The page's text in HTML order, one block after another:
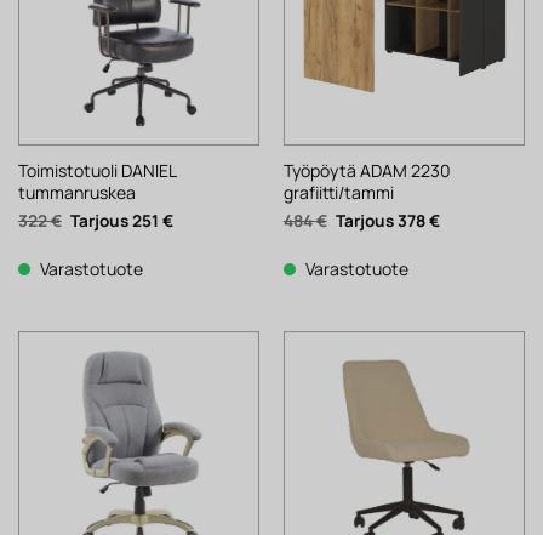
Toimistotuoli DANIEL
tummanruskea
322€ Alkuperäinen
hinta
322 €.
251 €Nykyinen
Varastotuote
Työpöytä ADAM 2230
grafiitti/tammi
484€ Alkuperäinen
hinta
484 €.
378€Nykyinen
Varastotuote